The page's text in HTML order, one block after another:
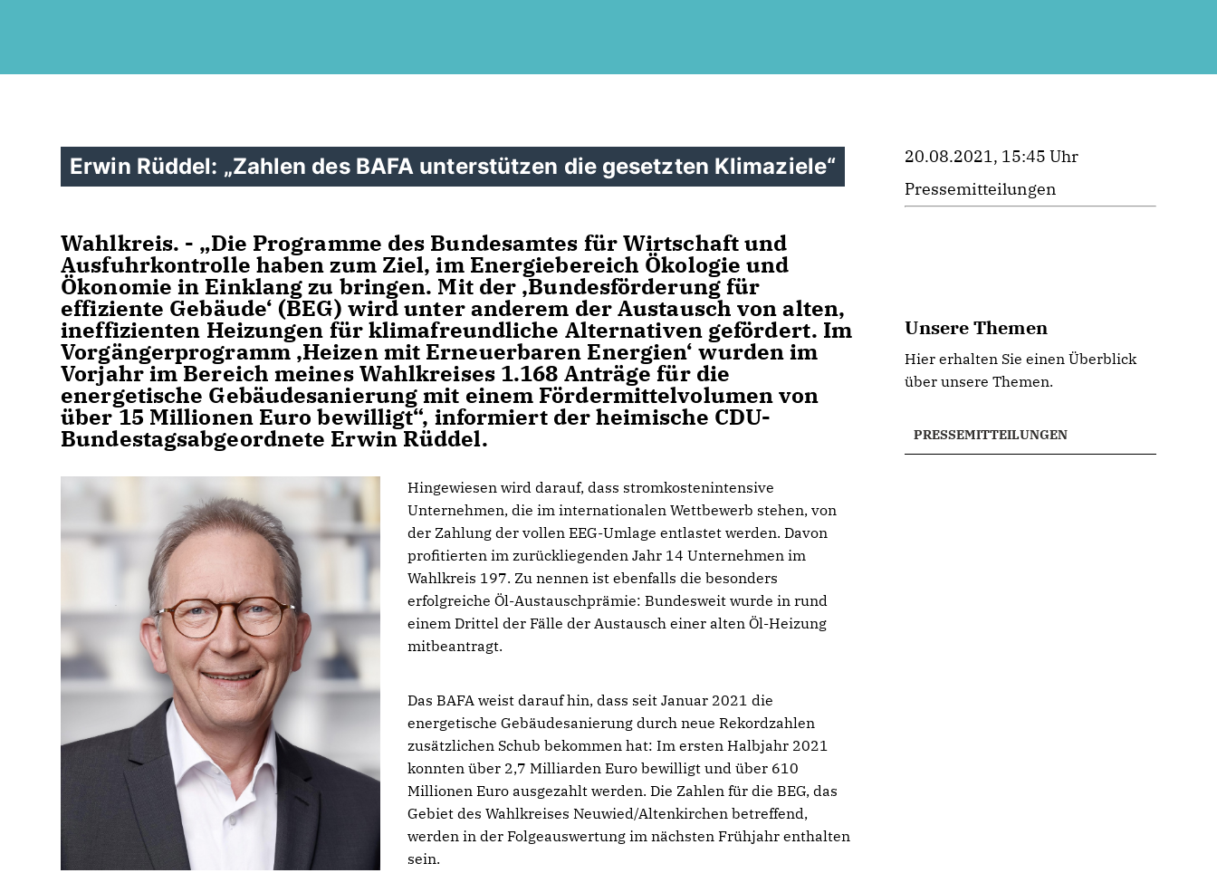
Erwin Rüddel: „Zahlen des BAFA unterstützen die gesetzten Klimaziele“
Wahlkreis. - „Die Programme des Bundesamtes für Wirtschaft und
Ausfuhrkontrolle haben zum Ziel, im Energiebereich Ökologie und
Ökonomie in Einklang zu bringen. Mit der ‚Bundesförderung für
effiziente Gebäude‘ (BEG) wird unter anderem der Austausch von alten,
ineffizienten Heizungen für klimafreundliche Alternativen gefördert. Im
Vorgängerprogramm ‚Heizen mit Erneuerbaren Energien‘ wurden im
Vorjahr im Bereich meines Wahlkreises 1.168 Anträge für die
energetische Gebäudesanierung mit einem Fördermittelvolumen von
über 15 Millionen Euro bewilligt“, informiert der heimische CDU-
Bundestagsabgeordnete Erwin Rüddel.
Hingewiesen wird darauf, dass stromkostenintensive
Unternehmen, die im internationalen Wettbewerb stehen, von
der Zahlung der vollen EEG-Umlage entlastet werden. Davon
profitierten im zurückliegenden Jahr 14 Unternehmen im
Wahlkreis 197. Zu nennen ist ebenfalls die besonders
erfolgreiche Öl-Austauschprämie: Bundesweit wurde in rund
einem Drittel der Fälle der Austausch einer alten Öl-Heizung
mitbeantragt.
Das BAFA weist darauf hin, dass seit Januar 2021 die
energetische Gebäudesanierung durch neue Rekordzahlen
zusätzlichen Schub bekommen hat: Im ersten Halbjahr 2021
konnten über 2,7 Milliarden Euro bewilligt und über 610
Millionen Euro ausgezahlt werden. Die Zahlen für die BEG, das
Gebiet des Wahlkreises Neuwied/Altenkirchen betreffend,
werden in der Folgeauswertung im nächsten Frühjahr enthalten
sein.
20.08.2021, 15:45 Uhr
Pressemitteilungen
Unsere Themen
Hier erhalten Sie einen Überblick
über unsere Themen.
PRESSEMITTEILUNGEN